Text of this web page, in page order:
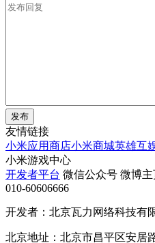
发布
友情链接
小米应用商店小米商城英雄互
小米游戏中心
开发者平台 微信公众号 微博主
010-60606666
开发者：北京瓦力网络科技有
北京地址：北京市昌平区安居